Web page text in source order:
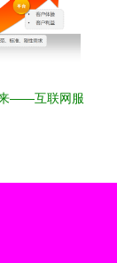
来——互联网服